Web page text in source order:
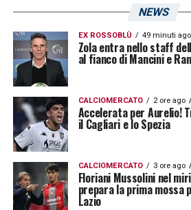
NEWS
EX ROSSOBLÙ 49 minuti ago
Zola entra nello staff
al fianco di Mancini e
CALCIOMERCATO 2 ore ago
Accelerata per Aurelio!
il Cagliari e lo Spezia
CALCIOMERCATO 3 ore ago
Floriani Mussolini nel
prepara la prima mossa
Lazio